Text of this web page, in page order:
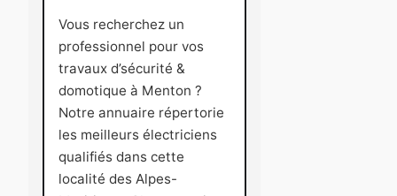
Vous recherchez un
professionnel pour vos
travaux d’sécurité &
domotique à Menton ?
Notre annuaire répertorie
les meilleurs électriciens
qualifiés dans cette
localité des Alpes-